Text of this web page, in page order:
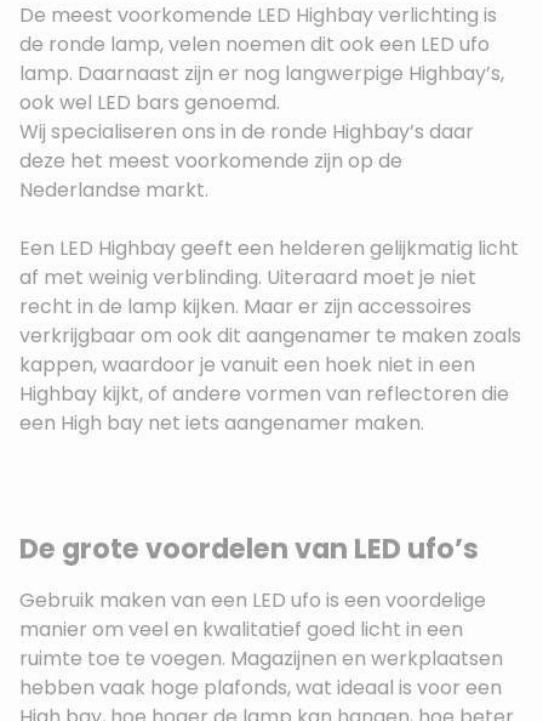
De meest voorkomende LED Highbay verlichting is
de ronde lamp, velen noemen dit ook een LED ufo
lamp. Daarnaast zijn er nog langwerpige Highbay’s,
ook wel LED bars genoemd.
Wij specialiseren ons in de ronde Highbay’s daar
deze het meest voorkomende zijn op de
Nederlandse markt.
Een LED Highbay geeft een helderen gelijkmatig licht
af met weinig verblinding. Uiteraard moet je niet
recht in de lamp kijken. Maar er zijn accessoires
verkrijgbaar om ook dit aangenamer te maken zoals
kappen, waardoor je vanuit een hoek niet in een
Highbay kijkt, of andere vormen van reflectoren die
een High bay net iets aangenamer maken.
De grote voordelen van LED ufo’s
Gebruik maken van een LED ufo is een voordelige
manier om veel en kwalitatief goed licht in een
ruimte toe te voegen. Magazijnen en werkplaatsen
hebben vaak hoge plafonds, wat ideaal is voor een